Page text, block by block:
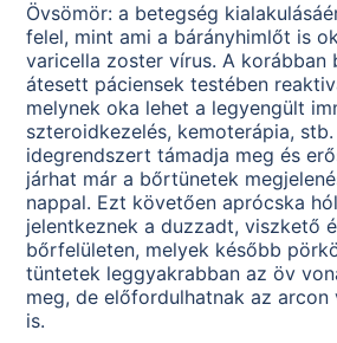
Övsömör: a betegség
felel, mint ami a bárányhimlőt is
varicella zoster vírus. A korábban
átesett páciensek testében
melynek oka lehet a legyengült
szteroidkezelés, kemoterápia, stb.
idegrendszert támadja meg és
járhat már a bőrtünetek
nappal. Ezt követően aprócska
jelentkeznek a duzzadt, viszkető
bőrfelületen, melyek később
tüntetek leggyakrabban az öv
meg, de előfordulhatnak az arcon
is.